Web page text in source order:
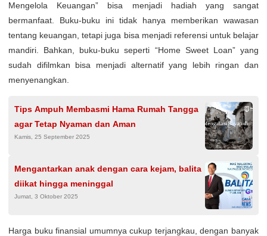
Mengelola Keuangan” bisa menjadi hadiah yang sangat
bermanfaat. Buku-buku ini tidak hanya memberikan wawasan
tentang keuangan, tetapi juga bisa menjadi referensi untuk belajar
mandiri. Bahkan, buku-buku seperti “Home Sweet Loan” yang
sudah difilmkan bisa menjadi alternatif yang lebih ringan dan
menyenangkan.
Tips Ampuh Membasmi Hama Rumah Tangga
agar Tetap Nyaman dan Aman
Kamis, 25 September 2025
Mengantarkan anak dengan cara kejam, balita
diikat hingga meninggal
Jumat, 3 Oktober 2025
Harga buku finansial umumnya cukup terjangkau, dengan banyak